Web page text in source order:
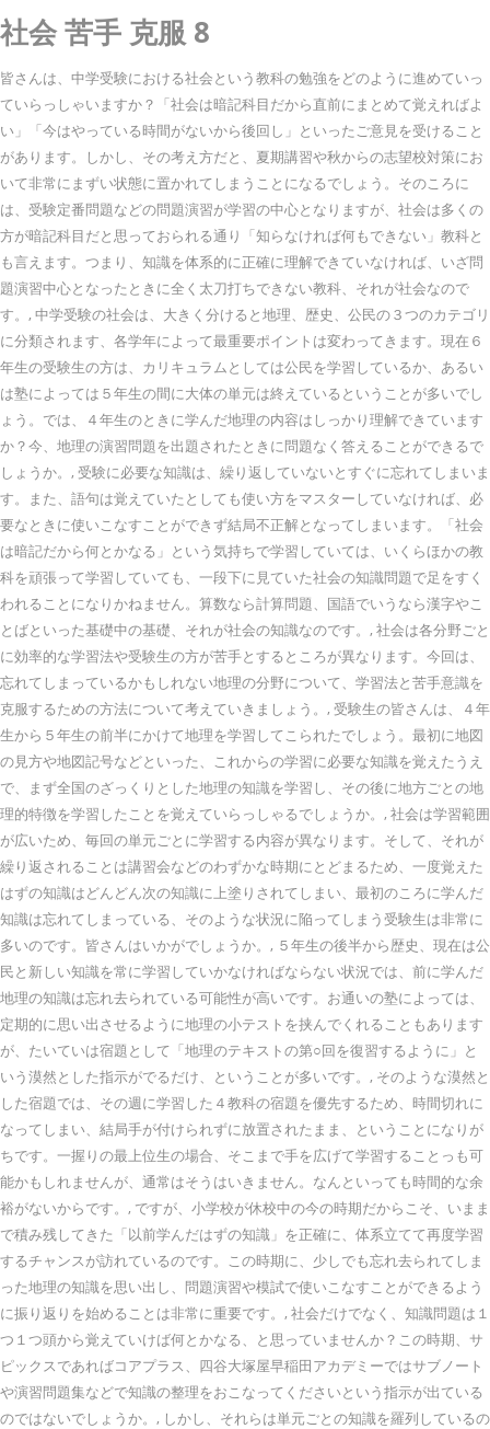
社会 苦手 克服 8
皆さんは、中学受験における社会という教科の勉強をどのように進めていっ
ていらっしゃいますか？「社会は暗記科目だから直前にまとめて覚えればよ
い」「今はやっている時間がないから後回し」といったご意見を受けること
があります。しかし、その考え方だと、夏期講習や秋からの志望校対策にお
いて非常にまずい状態に置かれてしまうことになるでしょう。そのころに
は、受験定番問題などの問題演習が学習の中心となりますが、社会は多くの
方が暗記科目だと思っておられる通り「知らなければ何もできない」教科と
も言えます。つまり、知識を体系的に正確に理解できていなければ、いざ問
題演習中心となったときに全く太刀打ちできない教科、それが社会なので
す。, 中学受験の社会は、大きく分けると地理、歴史、公民の３つのカテゴリ
に分類されます、各学年によって最重要ポイントは変わってきます。現在６
年生の受験生の方は、カリキュラムとしては公民を学習しているか、あるい
は塾によっては５年生の間に大体の単元は終えているということが多いでし
ょう。では、４年生のときに学んだ地理の内容はしっかり理解できています
か？今、地理の演習問題を出題されたときに問題なく答えることができるで
しょうか。, 受験に必要な知識は、繰り返していないとすぐに忘れてしまいま
す。また、語句は覚えていたとしても使い方をマスターしていなければ、必
要なときに使いこなすことができず結局不正解となってしまいます。「社会
は暗記だから何とかなる」という気持ちで学習していては、いくらほかの教
科を頑張って学習していても、一段下に見ていた社会の知識問題で足をすく
われることになりかねません。算数なら計算問題、国語でいうなら漢字やこ
とばといった基礎中の基礎、それが社会の知識なのです。, 社会は各分野ごと
に効率的な学習法や受験生の方が苦手とするところが異なります。今回は、
忘れてしまっているかもしれない地理の分野について、学習法と苦手意識を
克服するための方法について考えていきましょう。, 受験生の皆さんは、４年
生から５年生の前半にかけて地理を学習してこられたでしょう。最初に地図
の見方や地図記号などといった、これからの学習に必要な知識を覚えたうえ
で、まず全国のざっくりとした地理の知識を学習し、その後に地方ごとの地
理的特徴を学習したことを覚えていらっしゃるでしょうか。, 社会は学習範囲
が広いため、毎回の単元ごとに学習する内容が異なります。そして、それが
繰り返されることは講習会などのわずかな時期にとどまるため、一度覚えた
はずの知識はどんどん次の知識に上塗りされてしまい、最初のころに学んだ
知識は忘れてしまっている、そのような状況に陥ってしまう受験生は非常に
多いのです。皆さんはいかがでしょうか。, ５年生の後半から歴史、現在は公
民と新しい知識を常に学習していかなければならない状況では、前に学んだ
地理の知識は忘れ去られている可能性が高いです。お通いの塾によっては、
定期的に思い出させるように地理の小テストを挟んでくれることもあります
が、たいていは宿題として「地理のテキストの第○回を復習するように」と
いう漠然とした指示がでるだけ、ということが多いです。, そのような漠然と
した宿題では、その週に学習した４教科の宿題を優先するため、時間切れに
なってしまい、結局手が付けられずに放置されたまま、ということになりが
ちです。一握りの最上位生の場合、そこまで手を広げて学習することっも可
能かもしれませんが、通常はそうはいきません。なんといっても時間的な余
裕がないからです。, ですが、小学校が休校中の今の時期だからこそ、いまま
で積み残してきた「以前学んだはずの知識」を正確に、体系立てて再度学習
するチャンスが訪れているのです。この時期に、少しでも忘れ去られてしま
った地理の知識を思い出し、問題演習や模試で使いこなすことができるよう
に振り返りを始めることは非常に重要です。, 社会だけでなく、知識問題は１
つ１つ頭から覚えていけば何とかなる、と思っていませんか？この時期、サ
ピックスであればコアプラス、四谷大塚屋早稲田アカデミーではサブノート
や演習問題集などで知識の整理をおこなってくださいという指示が出ている
のではないでしょうか。, しかし、それらは単元ごとの知識を羅列しているの